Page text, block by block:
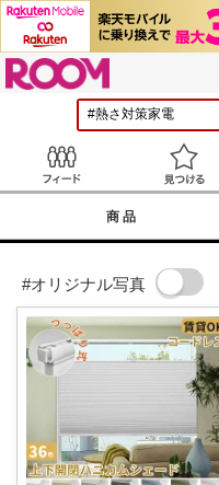
商品
#オリジナル写真